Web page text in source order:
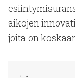
aikojen
joita on